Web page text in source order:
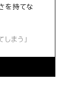
を持てな
まう」